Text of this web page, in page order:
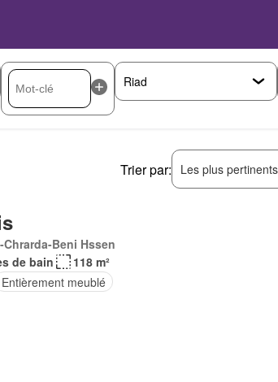
Trier par: Les plus
Beni Hssen
de bain
118 m²
Entièrement meublé